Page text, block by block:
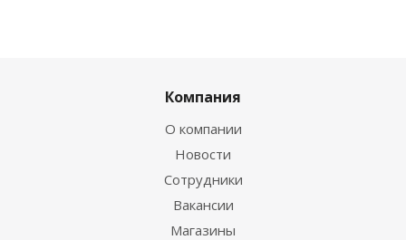
Компания
О компании
Новости
Сотрудники
Вакансии
Магазины